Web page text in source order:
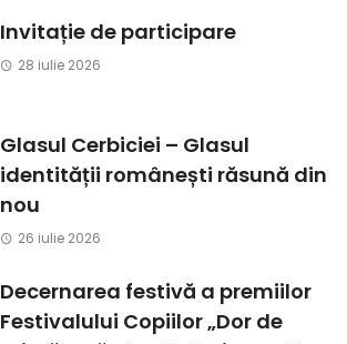
Invitație de participare
28 iulie 2026
Glasul Cerbiciei – Glasul
identității românești răsună din
nou
26 iulie 2026
Decernarea festivă a premiilor
Festivalului Copiilor „Dor de